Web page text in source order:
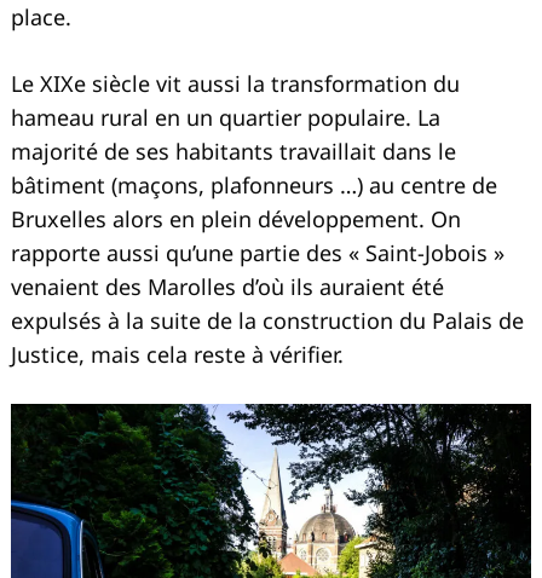
place.
Le XIXe siècle vit aussi la transformation du
hameau rural en un quartier populaire. La
majorité de ses habitants travaillait dans le
bâtiment (maçons, plafonneurs …) au centre de
Bruxelles alors en plein développement. On
rapporte aussi qu’une partie des « Saint-Jobois »
venaient des Marolles d’où ils auraient été
expulsés à la suite de la construction du Palais de
Justice, mais cela reste à vérifier.